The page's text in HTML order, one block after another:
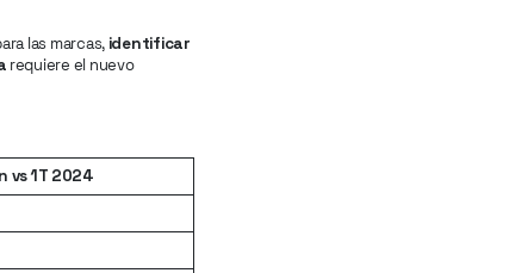
las marcas, identificar
requiere el nuevo
vs 1T 2024